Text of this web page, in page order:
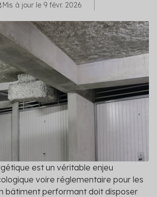
(4)
sont obligatoires : mettez vos
DPE
de passoire thermique et évitez
de location
?
Mis à jour le 9 févr. 2026
est un véritable enjeu
voire réglementaire pour les
bâtiment performant doit disposer